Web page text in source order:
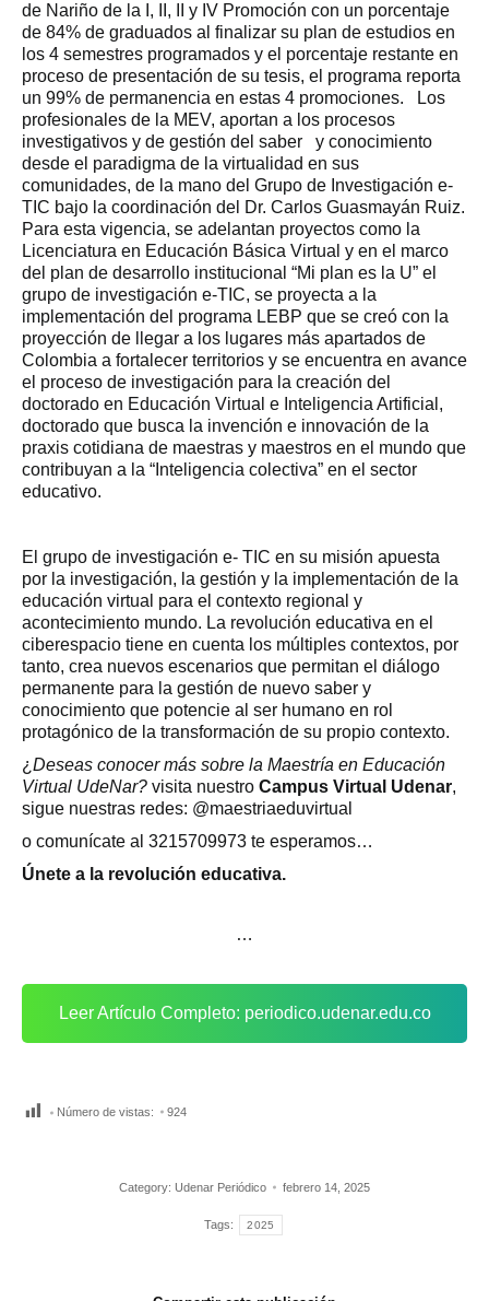
de Nariño de la I, II, II y IV Promoción con un porcentaje
de 84% de graduados al finalizar su plan de estudios en
los 4 semestres programados y el porcentaje restante en
proceso de presentación de su tesis, el programa reporta
un 99% de permanencia en estas 4 promociones. Los
profesionales de la MEV, aportan a los procesos
investigativos y de gestión del saber y conocimiento
desde el paradigma de la virtualidad en sus
comunidades, de la mano del Grupo de Investigación e-
TIC bajo la coordinación del Dr. Carlos Guasmayán Ruiz.
Para esta vigencia, se adelantan proyectos como la
Licenciatura en Educación Básica Virtual y en el marco
del plan de desarrollo institucional “Mi plan es la U” el
grupo de investigación e-TIC, se proyecta a la
implementación del programa LEBP que se creó con la
proyección de llegar a los lugares más apartados de
Colombia a fortalecer territorios y se encuentra en avance
el proceso de investigación para la creación del
doctorado en Educación Virtual e Inteligencia Artificial,
doctorado que busca la invención e innovación de la
praxis cotidiana de maestras y maestros en el mundo que
contribuyan a la “Inteligencia colectiva” en el sector
educativo.
El grupo de investigación e- TIC en su misión apuesta
por la investigación, la gestión y la implementación de la
educación virtual para el contexto regional y
acontecimiento mundo. La revolución educativa en el
ciberespacio tiene en cuenta los múltiples contextos, por
tanto, crea nuevos escenarios que permitan el diálogo
permanente para la gestión de nuevo saber y
conocimiento que potencie al ser humano en rol
protagónico de la transformación de su propio contexto.
¿ Deseas conocer más sobre la Maestría en Educación
Virtual UdeNar? visita nuestro Campus Virtual Udenar,
sigue nuestras redes: @maestriaeduvirtual
o comunícate al 3215709973 te esperamos…
Únete a la revolución educativa.
…
Leer Artículo Completo: periodico.udenar.edu.co
Número de vistas: 924
Category: Udenar Periódico febrero 14, 2025
Tags: 2025